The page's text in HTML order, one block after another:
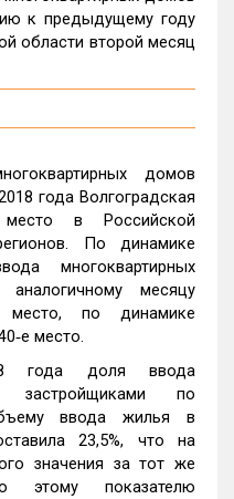
к предыдущему году
области второй месяц
домов
года Волгоградская
в Российской
По динамике
многоквартирных
месяцу
по динамике
место.
года доля ввода
застройщиками по
ввода жилья в
23,5%, что на
значения за тот же
показателю